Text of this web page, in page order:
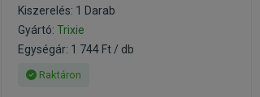
Kiszerelés: 1 Darab
Gyártó: Trixie
Egységár: 1 744 Ft / db
Raktáron